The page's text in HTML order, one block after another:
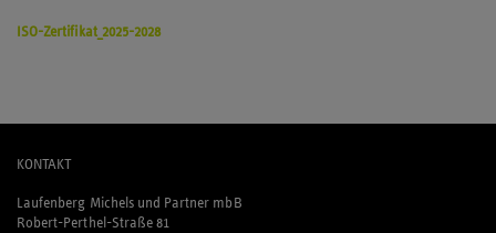
ISO-Zertifikat_2025-2028
KONTAKT
Laufenberg Michels und Partner mbB
Robert-Perthel-Straße 81